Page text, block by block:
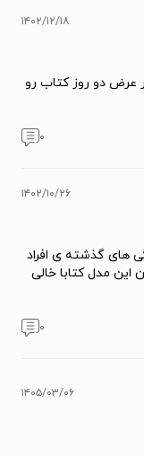
۱۴۰۲/۱۲/۱۸
عرض دو روز کتاب رو
۰
۱۴۰۲/۱۰/۲۶
های گذشته ی افراد
این مدل کتابا خالی
۰
۱۴۰۵/۰۳/۰۶